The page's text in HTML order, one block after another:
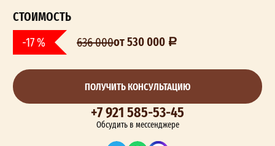
СТОИМОСТЬ
-17 % 636 000от 530 000
ПОЛУЧИТЬ КОНСУЛЬТАЦИЮ
+7 921 585-53-45
Обсудить в мессенджере